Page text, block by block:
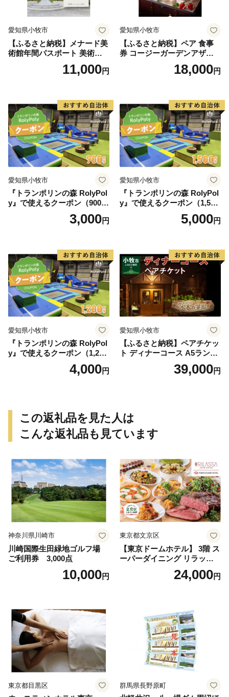
愛知県小牧市
【ふるさと納税】メナード美
術館年間パスポート 美術館
11,000円
愛知県小牧市
【ふるさと納税】ペア 食事
券 コージーガーデンアザレ
ア アフタヌーン宝石箱 ホテ
ル特製 デザート 6種類 サン
ティー チケット 券 2名様分
お祝 誕生日 記念日 名鉄小牧
ホテル 愛知県 小牧市 送料無
料
18,000円
愛知県小牧市
『トランポリンの森 RolyPol
y』で使えるクーポン（900
3,000円
愛知県小牧市
『トランポリンの森 RolyPol
y』で使えるクーポン（1,500
5,000円
愛知県小牧市
『トランポリンの森 RolyPol
y』で使えるクーポン（1,200
4,000円
愛知県小牧市
【ふるさと納税】ペアチケッ
ト ディナーコース A5ランク
飛騨牛 コース 記念日 お誕生
日 特別な日 完全個室 ノンア
県 小牧市 送料無料
39,000円
この返礼品を見た人は
こんな返礼品も見ています
神奈川県川崎市
川崎国際生田緑地ゴルフ場
ご利用券 3,000点
10,000円
東京都文京区
【東京ドームホテル】 3階 ス
ーパーダイニング リラッサ
ランチブッフェ お食事券 大
人1名様分 関東 東京 ご利用
24,000円
東京都目黒区 群馬県長野原町